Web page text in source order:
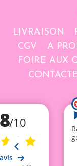
LIVRAISON
CGV
A
FOIRE AUX